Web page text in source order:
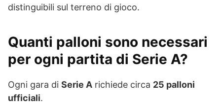
distinguibili sul terreno di gioco.
Quanti palloni sono necessari
per ogni partita di Serie A?
Ogni gara di Serie A richiede circa 25 palloni
ufficiali.